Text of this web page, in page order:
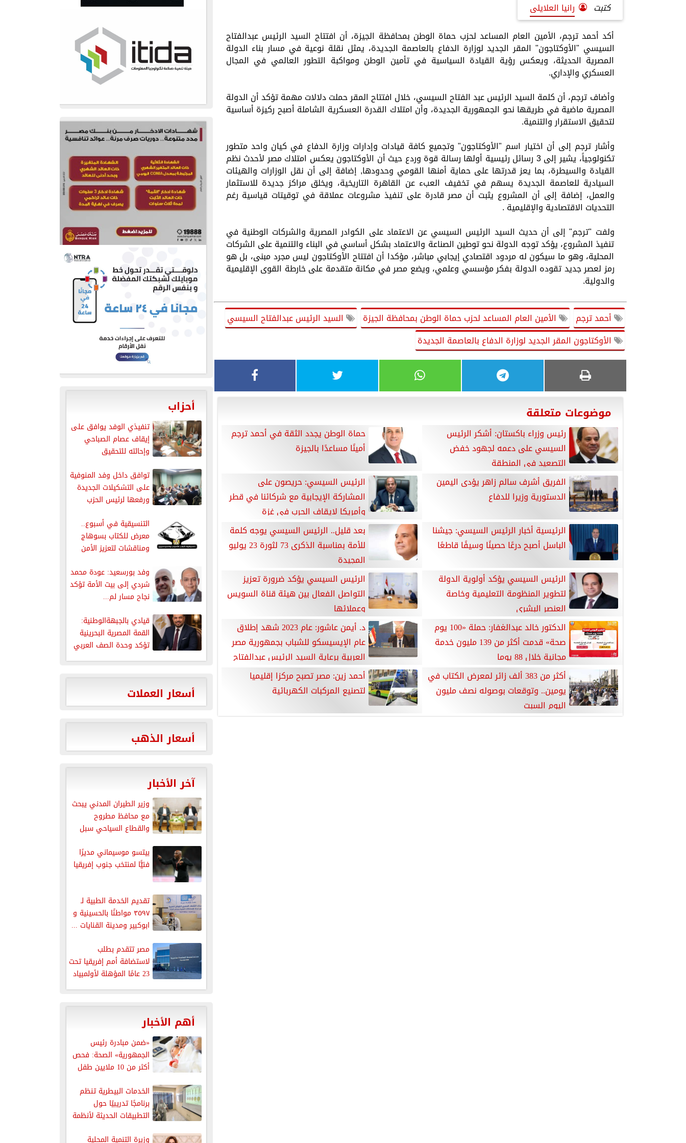
كتبت
رانيا العلايلى
أكد أحمد ترجم، الأمين العام المساعد لحزب حماة الوطن بمحافظة الجيزة، أن افتتاح السيد الرئيس عبدالفتاح
السيسي "الأوكتاجون" المقر الجديد لوزارة الدفاع بالعاصمة الجديدة، يمثل نقلة نوعية في مسار بناء الدولة
المصرية الحديثة، ويعكس رؤية القيادة السياسية في تأمين الوطن ومواكبة التطور العالمي في المجال
العسكري والإداري.
وأضاف ترجم، أن كلمة السيد الرئيس عبد الفتاح السيسي، خلال افتتاح المقر حملت دلالات مهمة تؤكد أن الدولة
المصرية ماضية في طريقها نحو الجمهورية الجديدة، وأن امتلاك القدرة العسكرية الشاملة أصبح ركيزة أساسية
لتحقيق الاستقرار والتنمية.
وأشار ترجم إلى أن اختيار اسم "الأوكتاجون" وتجميع كافة قيادات وإدارات وزارة الدفاع في كيان واحد متطور
تكنولوجياً، يشير إلى 3 رسائل رئيسية أولها رسالة قوة وردع حيث أن الأوكتاجون يعكس امتلاك مصر لأحدث نظم
القيادة والسيطرة، بما يعز قدرتها على حماية أمنها القومي وحدودها, إضافة إلى أن نقل الوزارات والهيئات
السيادية للعاصمة الجديدة يسهم في تخفيف العبء عن القاهرة التاريخية، ويخلق مراكز جديدة للاستثمار
والعمل، إضافة إلى أن المشروع يثبت أن مصر قادرة على تنفيذ مشروعات عملاقة في توقيتات قياسية رغم
التحديات الاقتصادية والإقليمية .
ولفت "ترجم" إلى أن حديث السيد الرئيس السيسي عن الاعتماد على الكوادر المصرية والشركات الوطنية في
تنفيذ المشروع، يؤكد توجه الدولة نحو توطين الصناعة والاعتماد بشكل أساسي في البناء والتنمية على الشركات
المحلية، وهو ما سيكون له مردود اقتصادي إيجابي مباشر، مؤكدا أن افتتاح الأوكتاجون ليس مجرد مبنى، بل هو
رمز لعصر جديد تقوده الدولة بفكر مؤسسي وعلمي، ويضع مصر في مكانة متقدمة على خارطة القوى الإقليمية
والدولية.
أحمد ترجم الأمين العام المساعد لحزب حماة الوطن بمحافظة الجيزة
السيد الرئيس عبدالفتاح السيسي
الأوكتاجون المقر الجديد لوزارة الدفاع بالعاصمة الجديدة
موضوعات متعلقة
رئيس وزراء باكستان: أشكر الرئيس
السيسي على دعمه لجهود خفض
التصعيد في المنطقة
حماة الوطن يجدد الثقة في أحمد ترجم
أمينًا مساعدًا بالجيزة
الفريق أشرف سالم زاهر يؤدى اليمين
الدستورية وزيرا للدفاع
الرئيس السيسي: حريصون على
المشاركة الإيجابية مع شركائنا في قطر
وأمريكا لإيقاف الحرب في غزة
الرئيسية أخبار الرئيس السيسي: جيشنا
الباسل أصبح درعًا حصينًا وسيفًا قاطعًا
بعد قليل.. الرئيس السيسي يوجه كلمة
للأمة بمناسبة الذكرى 73 لثورة 23 يوليو
المجيدة
الرئيس السيسي يؤكد أولوية الدولة
لتطوير المنظومة التعليمية وخاصة
العنصر البشري
الرئيس السيسي يؤكد ضرورة تعزيز
التواصل الفعال بين هيئة قناة السويس
وعملائها
الدكتور خالد عبدالغفار: حملة «100 يوم
صحة» قدمت أكثر من 139 مليون خدمة
مجانية خلال 88 يوما
د. أيمن عاشور: عام 2023 شهد إطلاق
عام الإيسيسكو للشباب بجمهورية مصر
العربية برعاية السيد الرئيس عبدالفتاح
السيسي
أكثر من 383 ألف زائر لمعرض الكتاب في
يومين.. وتوقعات بوصوله نصف مليون
اليوم السبت
أحمد زين: مصر تصبح مركزا إقليميا
لتصنيع المركبات الكهربائية
أحزاب
تنفيذي الوفد يوافق على
إيقاف عصام الصباحي
وإحالته للتحقيق
توافق داخل وفد المنوفية
على التشكيلات الجديدة
ورفعها لرئيس الحزب
التنسيقية في أسبوع..
معرض للكتاب بسوهاج
ومناقشات لتعزيز الأمن
وفد بورسعيد: عودة محمد
شردي إلى بيت الأمة تؤكد
نجاح مسار لم...
قيادي بالجبهةالوطنية:
القمة المصرية البحرينية
تؤكد وحدة الصف العربي
وتعكس قوة
أسعار العملات
أسعار الذهب
آخر الأخبار
وزير الطيران المدني يبحث
مع محافظ مطروح
والقطاع السياحي سبل
بيتسو موسيماني مديرًا
فنيًّا لمنتخب جنوب إفريقيا
تقديم الخدمة الطبية لـ
٣٥٩٧ مواطنًا بالحسينية و
ابوكبير ومدينة القنايات ...
مصر تتقدم بطلب
لاستضافة أمم إفريقيا تحت
23 عامًا المؤهلة لأولمبياد
لوس...
أهم الأخبار
«ضمن مبادرة رئيس
الجمهورية» الصحة: فحص
أكثر من 10 ملايين طفل
الخدمات البيطرية تنظم
برنامجًا تدريبيًا حول
التطبيقات الحديثة لأنظمة
وزيرة التنمية المحلية